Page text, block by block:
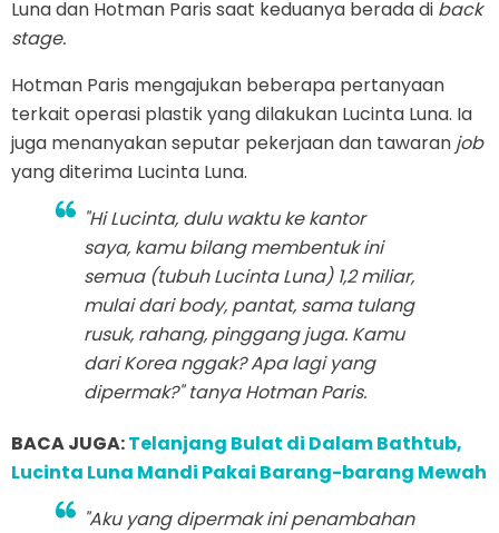
Luna dan Hotman Paris saat keduanya berada di back
stage.
Hotman Paris mengajukan beberapa pertanyaan
terkait operasi plastik yang dilakukan Lucinta Luna. Ia
juga menanyakan seputar pekerjaan dan tawaran job
yang diterima Lucinta Luna.
"Hi Lucinta, dulu waktu ke kantor
saya, kamu bilang membentuk ini
semua (tubuh Lucinta Luna) 1,2 miliar,
mulai daribody, pantat, sama tulang
rusuk, rahang, pinggang juga. Kamu
dari Korea nggak? Apa lagi yang
dipermak?" tanya Hotman Paris.
BACA JUGA:Telanjang Bulat di Dalam Bathtub,
Lucinta Luna Mandi Pakai Barang-barang Mewah
"Aku yang dipermak ini penambahan